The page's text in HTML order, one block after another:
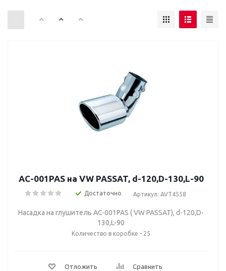
AC-001PAS на VW PASSAT, d-120,D-130,L-90
Достаточно Артикул: AVT4558
Насадка на глушитель AC-001PAS ( VW PASSAT), d-120,D-
130,L-90
Количество в коробке - 25
Отложить Сравнить